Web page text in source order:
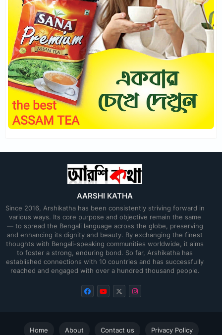
AARSHI KATHA
Since 2016, Arshikatha has been consistently striving forward in
various ways. Its core purpose and objective remain the same
— to spread the Bengali language across the globe, preserving
and enhancing its dignity and beauty. By exchanging the finest
thoughts with Bengali-speaking communities worldwide, it aims
to foster a strong, enduring bond. So far, Arshikatha has
established connections with 10 countries and has successfully
reached and engaged with over a hundred thousand people.
Home About Contact us Privacy Policy